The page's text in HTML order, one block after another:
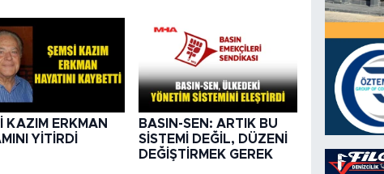
KAZIM ERKMAN
YİTİRDİ
BASIN-SEN: ARTIK BU
SİSTEMİ DEĞİL, DÜZENİ
DEĞİŞTİRMEK GEREK